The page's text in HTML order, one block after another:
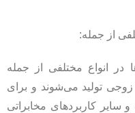
از جمله:
در انواع مختلفی از جمله
زوجی تولید می‌شوند و برای
و سایر کاربردهای مخابراتی